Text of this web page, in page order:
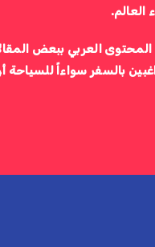
العالم.
العربي ببعض
بالسفر سواءاً للسياحة